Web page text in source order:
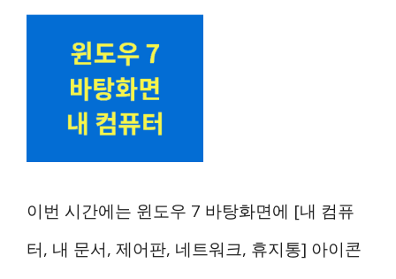
이번 시간에는 윈도우 7 바탕화면에 [내 컴퓨
터, 내 문서, 제어판, 네트워크, 휴지통] 아이콘